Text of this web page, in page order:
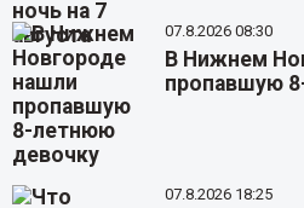
07.8.2026 08:30
В Нижнем
пропавшую
07.8.2026 18:25